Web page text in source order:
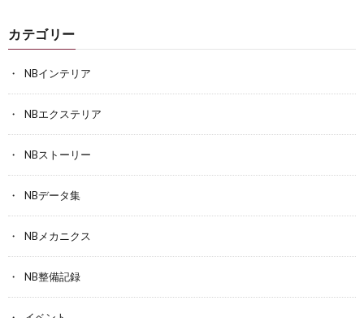
カテゴリー
NBインテリア
NBエクステリア
NBストーリー
NBデータ集
NBメカニクス
NB整備記録